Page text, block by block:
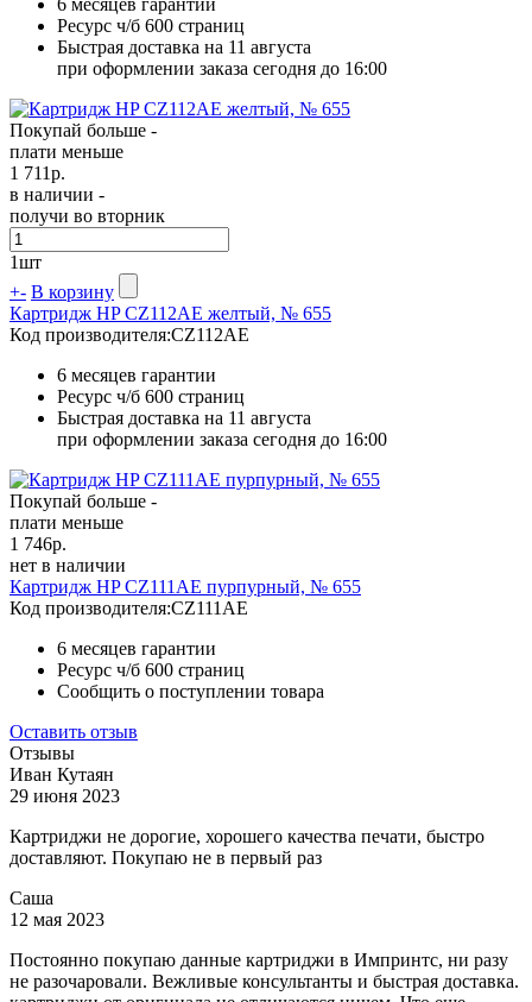
6 месяцев гарантии
Ресурс ч/б 600 страниц
Быстрая доставка на 11 августа
при оформлении заказа сегодня до 16:00
Покупай больше -
плати меньше
1 711р.
в наличии -
получи во вторник
1шт
+- В корзину
Картридж HP CZ112AE желтый, № 655
Код производителя:CZ112AE
6 месяцев гарантии
Ресурс ч/б 600 страниц
Быстрая доставка на 11 августа
при оформлении заказа сегодня до 16:00
Покупай больше -
плати меньше
1 746р.
нет в наличии
Картридж HP CZ111AE пурпурный, № 655
Код производителя:CZ111AE
6 месяцев гарантии
Ресурс ч/б 600 страниц
Сообщить о поступлении товара
Оставить отзыв
Отзывы
Иван Кутаян
29 июня 2023
Картриджи не дорогие, хорошего качества печати, быстро
доставляют. Покупаю не в первый раз
Саша
12 мая 2023
Постоянно покупаю данные картриджи в Импринтс, ни разу
не разочаровали. Вежливые консультанты и быстрая доставка.